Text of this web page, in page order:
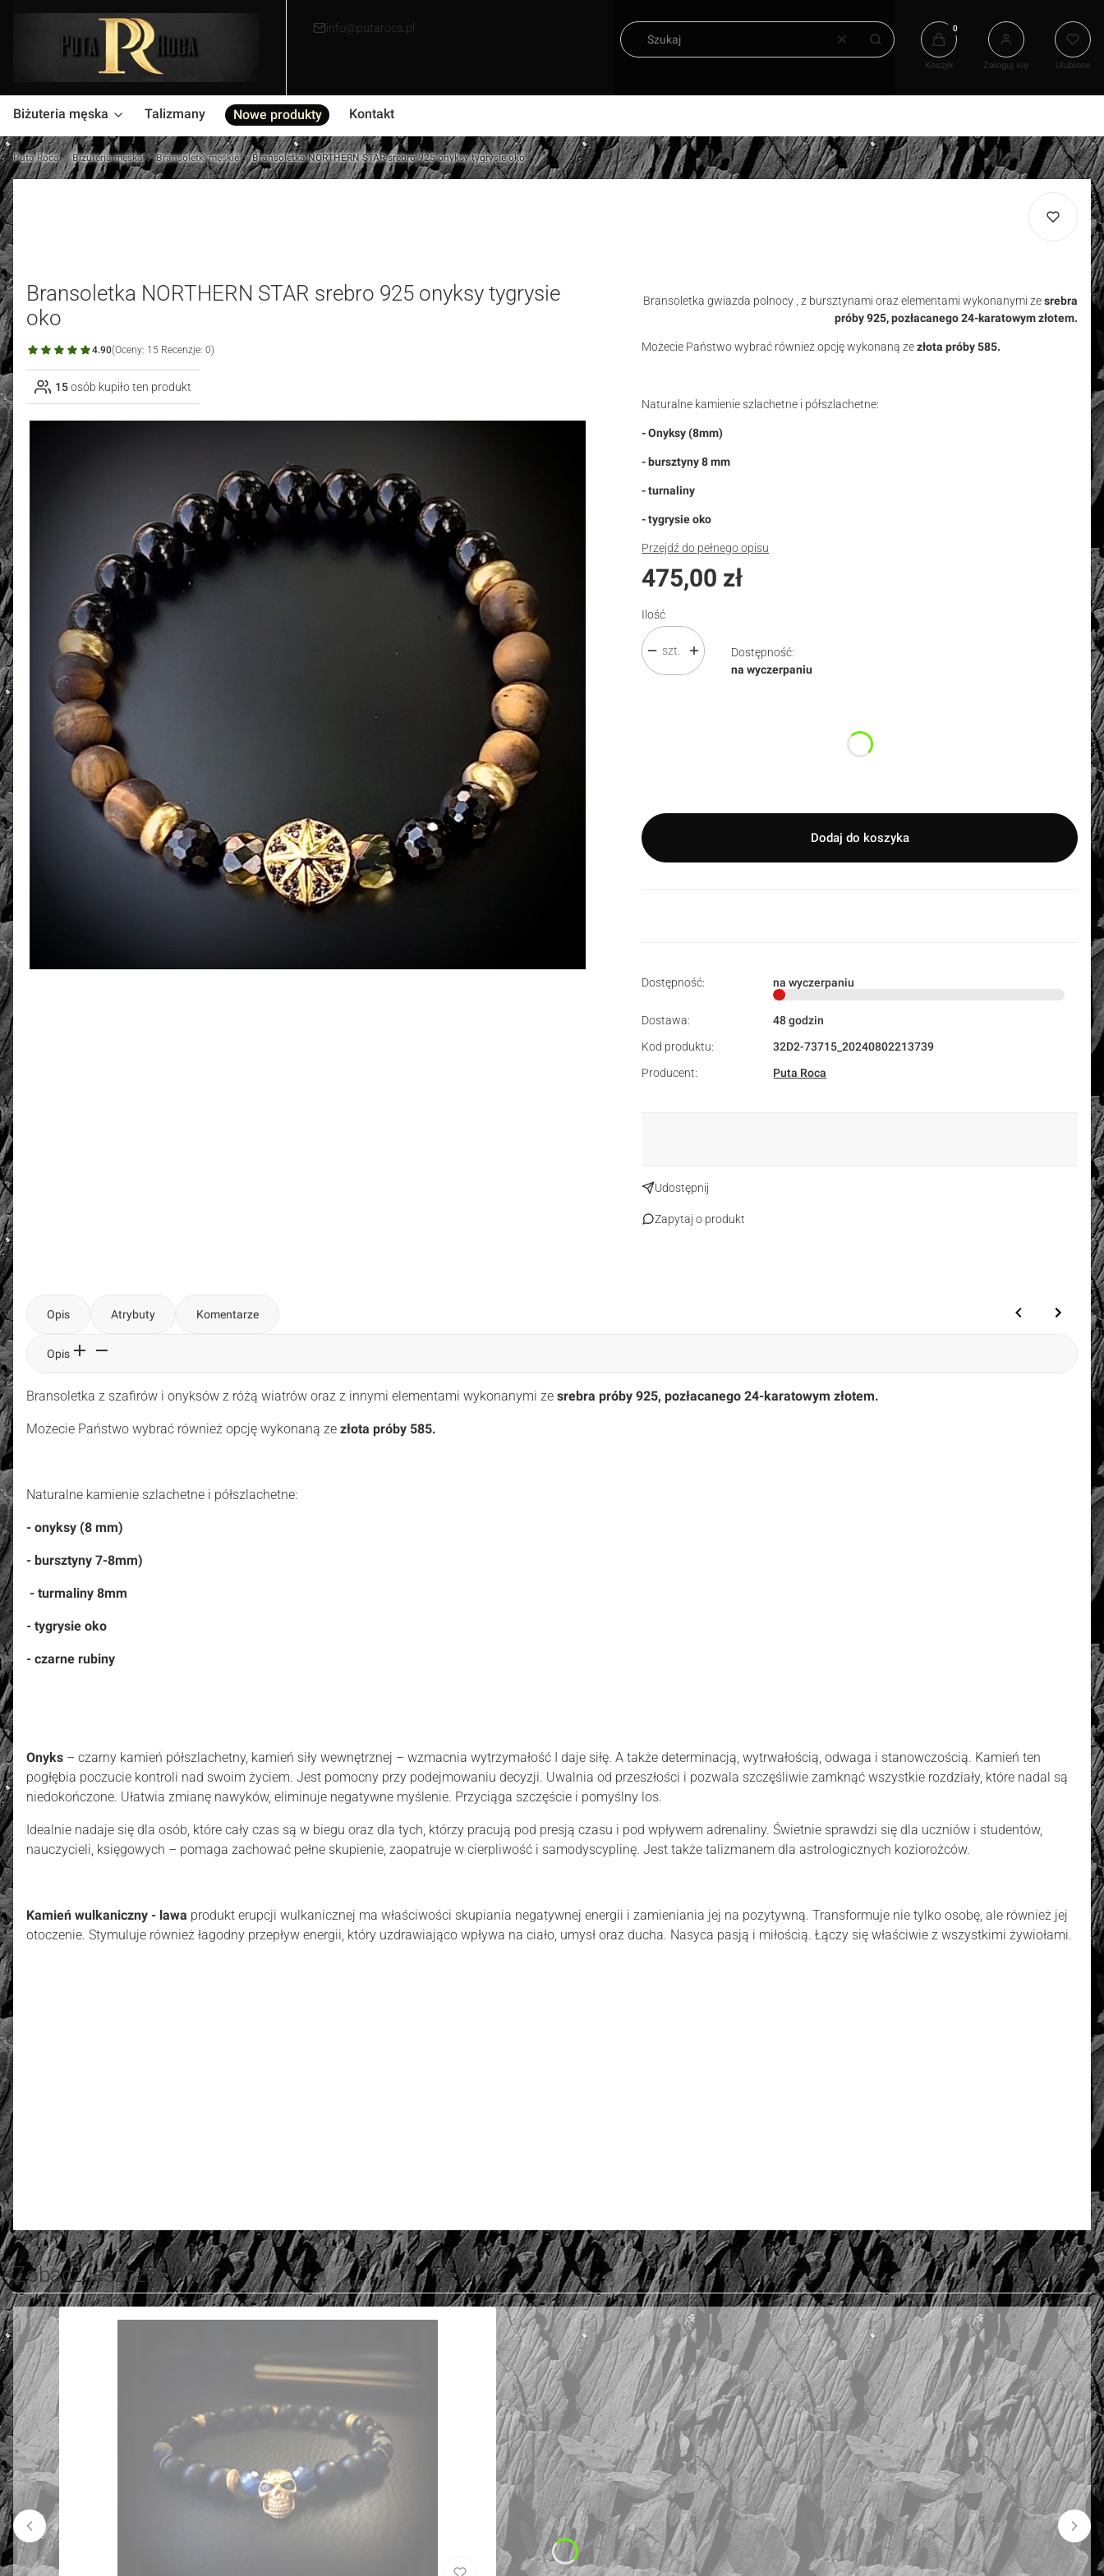
info@putaroca.pl
WyczyśćSzukaj
Produkty w koszyku: 0. Zobacz
Koszyk Zaloguj się Ulubione
Biżuteria męska Talizmany Nowe produkty Kontakt
Puta Roca Biżuteria męska Bransoletki męskie Bransoletka NORTHERN STAR srebro 925 onyksy tygrysie oko
Bransoletka NORTHERN STAR srebro 925 onyksy tygrysie
oko
4.90(Oceny: 15 Recenzje: 0)
15osób kupiło ten produkt
Bransoletka gwiazda polnocy , z bursztynami oraz elementami wykonanymi zesrebra
próby 925, pozłacanego 24-karatowym złotem.
Możecie Państwo wybrać również opcję wykonaną zezłota próby 585.
Naturalne kamienie szlachetne i półszlachetne:
- Onyksy (8mm)
- bursztyny 8 mm
- turnaliny
- tygrysie oko
Przejdź do pełnego opisu
Cena
475,00 zł
Ilość
szt.
Dostępność:
na wyczerpaniu
Dodaj do koszyka
Dostępność: na wyczerpaniu
Dostawa:
48 godzin
Kod produktu:
32D2-73715_20240802213739
Producent:
Puta Roca
Udostępnij
Zapytaj o produkt
Opis Atrybuty Komentarze
Opis
Bransoletka z szafirów i onyksów z różą wiatrów oraz z innymi elementami wykonanymi ze srebra próby 925, pozłacanego 24-karatowym złotem.
Możecie Państwo wybrać również opcję wykonaną ze złota próby 585.
Naturalne kamienie szlachetne i półszlachetne:
- onyksy (8 mm)
- bursztyny 7-8mm)
- turmaliny 8mm
- tygrysie oko
- czarne rubiny
Onyks – czarny kamień półszlachetny, kamień siły wewnętrznej – wzmacnia wytrzymałość I daje siłę. A także determinacją, wytrwałością, odwaga i stanowczością. Kamień ten
pogłębia poczucie kontroli nad swoim życiem. Jest pomocny przy podejmowaniu decyzji. Uwalnia od przeszłości i pozwala szczęśliwie zamknąć wszystkie rozdziały, które nadal są
niedokończone. Ułatwia zmianę nawyków, eliminuje negatywne myślenie. Przyciąga szczęście i pomyślny los.
Idealnie nadaje się dla osób, które cały czas są w biegu oraz dla tych, którzy pracują pod presją czasu i pod wpływem adrenaliny. Świetnie sprawdzi się dla uczniów i studentów,
nauczycieli, księgowych – pomaga zachować pełne skupienie, zaopatruje w cierpliwość i samodyscyplinę. Jest także talizmanem dla astrologicznych koziorożców.
Kamień wulkaniczny - lawa produkt erupcji wulkanicznej ma właściwości skupiania negatywnej energii i zamieniania jej na pozytywną. Transformuje nie tylko osobę, ale również jej
otoczenie. Stymuluje również łagodny przepływ energii, który uzdrawiająco wpływa na ciało, umysł oraz ducha. Nasyca pasją i miłością. Łączy się właściwie z wszystkimi żywiołami.
Zobacz jeszcze